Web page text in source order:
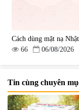
Cách dùng mặt nạ
66
06/08/2026
Tin cùng chuyên